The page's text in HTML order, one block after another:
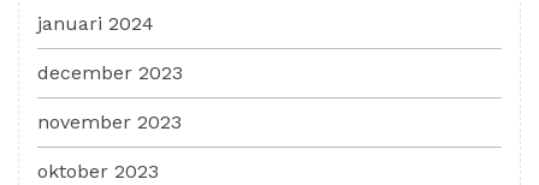
januari 2024
december 2023
november 2023
oktober 2023